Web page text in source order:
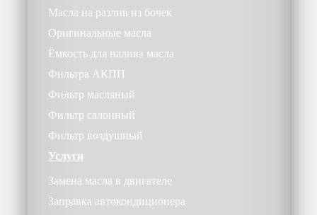
Масла на разлив из бочек
Оригинальные масла
Ёмкость для налива масла
Фильтра АКПП
Фильтр масляный
Фильтр салонный
Фильтр воздушный
Услуги
Замена масла в двигателе
Заправка автокондиционера